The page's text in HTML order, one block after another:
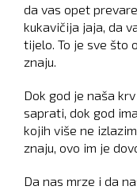
da vas opet
kukavičija jaja, da
tijelo. To je sve što
znaju.
Dok god je naša
saprati, dok god
kojih više ne
znaju, ovo im je
Da nas mrze i da